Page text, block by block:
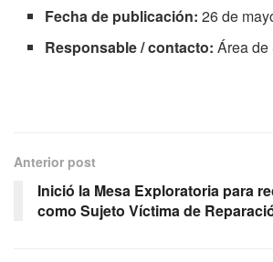
Fecha de publicación: 26 de
Responsable / contacto: Área de
Anterior post
Inició la Mesa Exploratoria para
como Sujeto Víctima de